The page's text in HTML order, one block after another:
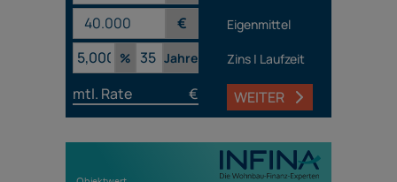
€
Eigenmittel
%
Jahre Zins | Laufzeit
mtl. Rate € WEITER